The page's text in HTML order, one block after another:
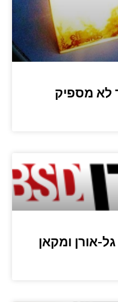
לא מספיק
אורן ומקאן